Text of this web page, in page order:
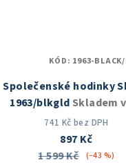
Společenské hodinky
1963/blkgld Skladem
741 Kč bez DPH
897 Kč
1 599 Kč
(–43 %)
KÓD: 1963-